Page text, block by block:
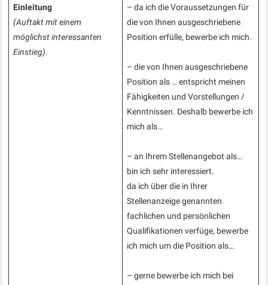
Einleitung
(Auftakt mit einem
möglichst interessanten
Einstieg).
– da ich die Voraussetzungen für
die von Ihnen ausgeschriebene
Position erfülle, bewerbe ich mich.
– die von Ihnen ausgeschriebene
Position als … entspricht meinen
Fähigkeiten und Vorstellungen /
Kenntnissen. Deshalb bewerbe ich
mich als…
– an Ihrem Stellenangebot als…
bin ich sehr interessiert.
da ich über die in Ihrer
Stellenanzeige genannten
fachlichen und persönlichen
Qualifikationen verfüge, bewerbe
ich mich um die Position als…
– gerne bewerbe ich mich bei